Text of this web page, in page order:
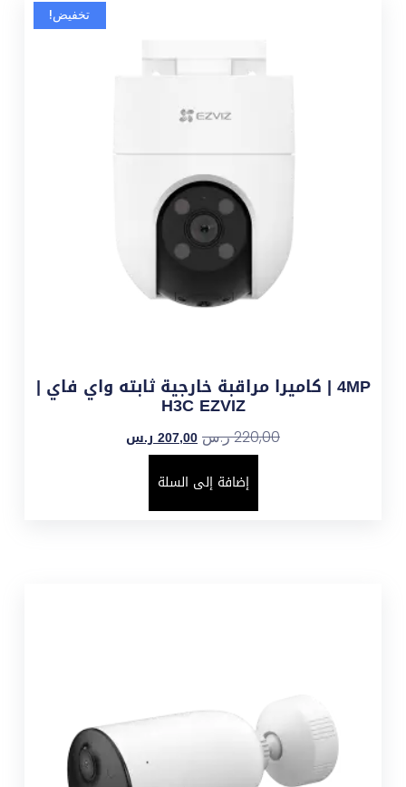
تخفيض!
4MP | كاميرا مراقبة خارجية ثابته واي فاي |
H3C EZVIZ
220,00ر.س 207,00 ر.س
إضافة إلى السلة